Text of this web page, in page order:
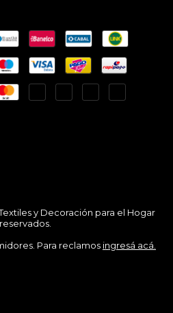
y Decoración para el Hogar
Para reclamos ingresá acá.